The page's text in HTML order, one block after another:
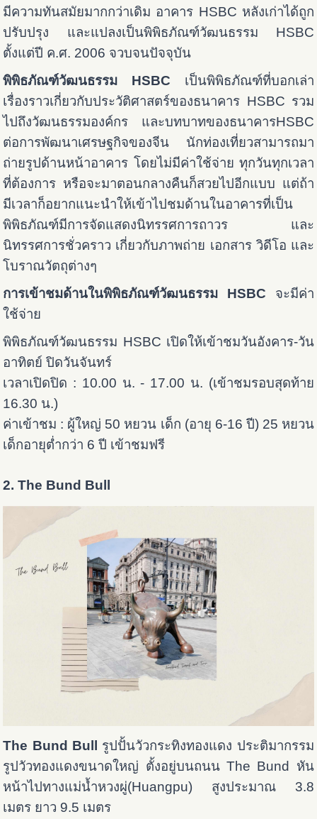
มีความทันสมัยมากกว่าเดิม อาคาร HSBC หลังเก่าได้ถูก
ปรับปรุง และแปลงเป็นพิพิธภัณฑ์วัฒนธรรม HSBC
ตั้งแต่ปี ค.ศ. 2006 จวบจนปัจจุบัน
พิพิธภัณฑ์วัฒนธรรม HSBC เป็นพิพิธภัณฑ์ที่บอกเล่า
เรื่องราวเกี่ยวกับประวัติศาสตร์ของธนาคาร HSBC รวม
ไปถึงวัฒนธรรมองค์กร และบทบาทของธนาคารHSBC
ต่อการพัฒนาเศรษฐกิจของจีน นักท่องเที่ยวสามารถมา
ถ่ายรูปด้านหน้าอาคาร โดยไม่มีค่าใช้จ่าย ทุกวันทุกเวลา
ที่ต้องการ หรือจะมาตอนกลางคืนก็สวยไปอีกแบบ แต่ถ้า
มีเวลาก็อยากแนะนำให้เข้าไปชมด้านในอาคารที่เป็น
พิพิธภัณฑ์มีการจัดแสดงนิทรรศการถาวร และ
นิทรรศการชั่วคราว เกี่ยวกับภาพถ่าย เอกสาร วิดีโอ และ
โบราณวัตถุต่างๆ
การเข้าชมด้านในพิพิธภัณฑ์วัฒนธรรม HSBC จะมีค่า
ใช้จ่าย
พิพิธภัณฑ์วัฒนธรรม HSBC เปิดให้เข้าชมวันอังคาร-วัน
อาทิตย์ ปิดวันจันทร์
เวลาเปิดปิด : 10.00 น. - 17.00 น. (เข้าชมรอบสุดท้าย
16.30 น.)
ค่าเข้าชม : ผู้ใหญ่ 50 หยวน เด็ก (อายุ 6-16 ปี) 25 หยวน
เด็กอายุต่ำกว่า 6 ปี เข้าชมฟรี
2. The Bund Bull
The Bund Bull รูปปั้นวัวกระทิงทองแดง ประติมากรรม
รูปวัวทองแดงขนาดใหญ่ ตั้งอยู่บนถนน The Bund หัน
หน้าไปทางแม่น้ำหวงผู่(Huangpu) สูงประมาณ 3.8
เมตร ยาว 9.5 เมตร